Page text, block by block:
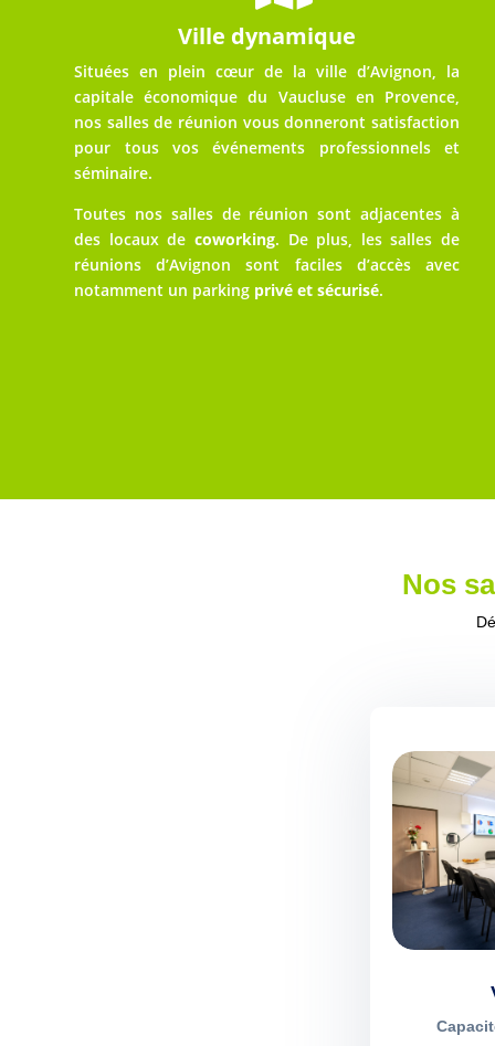
Ville dynamique
Situées en plein cœur de la ville d’Avignon, la
capitale économique du Vaucluse en Provence,
nos salles de réunion vous donneront satisfaction
pour tous vos événements professionnels et
séminaire.
Toutes nos salles de réunion sont adjacentes à
des locaux de coworking. De plus, les salles de
réunions d’Avignon sont faciles d’accès avec
notamment un parking privé et sécurisé.
Nos